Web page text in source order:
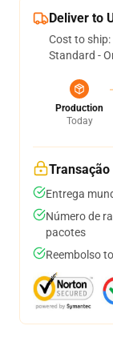
Deliver to
Cost to ship:
Standard -
Production
Today
Transação
Entrega
Número de
pacotes
Reembolso